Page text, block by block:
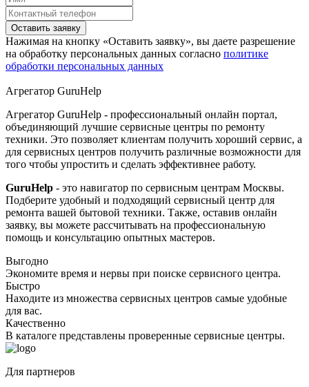
Оставить заявку
Нажимая на кнопку «Оставить заявку», вы даете разрешение
на обработку персональных данных согласно политике
обработки персональных данных
Агрегатор GuruHelp
Агрегатор GuruHelp - профессиональный онлайн портал,
объединяющий лучшие сервисные центры по ремонту
техники. Это позволяет клиентам получить хороший сервис, а
для сервисных центров получить различные возможности для
того чтобы упростить и сделать эффективнее работу.
GuruHelp - это навигатор по сервисным центрам Москвы.
Подберите удобный и подходящий сервисный центр для
ремонта вашей бытовой техники. Также, оставив онлайн
заявку, вы можете рассчитывать на профессиональную
помощь и консультацию опытных мастеров.
Выгодно
Экономите время и нервы при поиске сервисного центра.
Быстро
Находите из множества сервисных центров самые удобные
для вас.
Качественно
В каталоге представлены проверенные сервисные центры.
Для партнеров